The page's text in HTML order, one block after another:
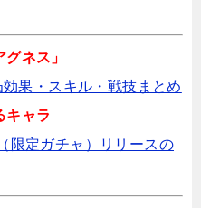
ーが融合した世界観
での学園生活
クターカスタマイズ
トルとジョブシステム
ネス」
果・スキル・戦技まとめ️
キャラ
限定ガチャ）リリースの